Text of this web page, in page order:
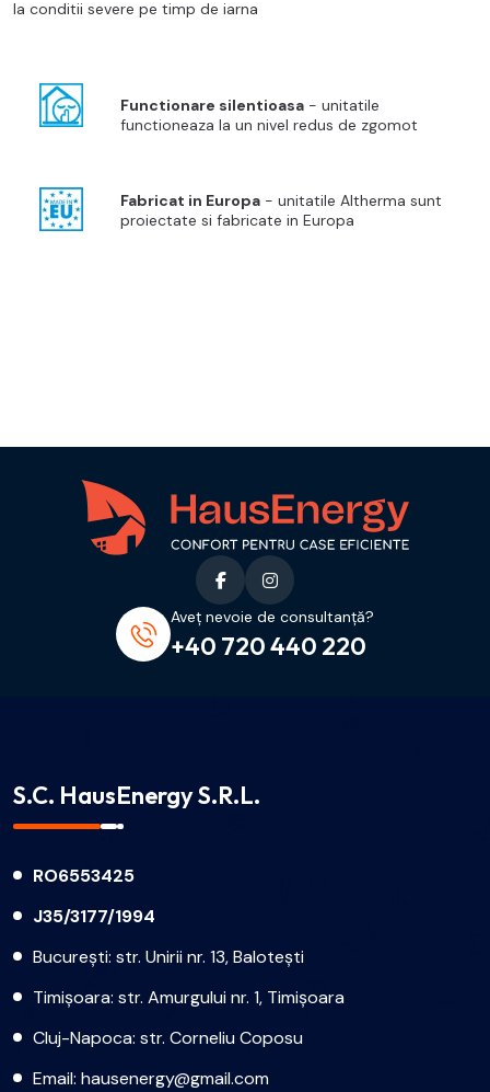
la conditii severe pe timp de iarna
Functionare silentioasa - unitatile
functioneaza la un nivel redus de zgomot
Fabricat in Europa - unitatile Altherma sunt
proiectate si fabricate in Europa
Aveț nevoie de consultanță?
+40 720 440 220
S.C. HausEnergy S.R.L.
RO6553425
J35/3177/1994
București: str. Unirii nr. 13, Balotești
Timișoara: str. Amurgului nr. 1, Timișoara
Cluj-Napoca: str. Corneliu Coposu
Email: hausenergy@gmail.com